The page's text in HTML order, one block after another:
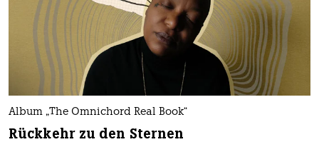
Album „The Omnichord Real Book“
Rückkehr zu den Sternen